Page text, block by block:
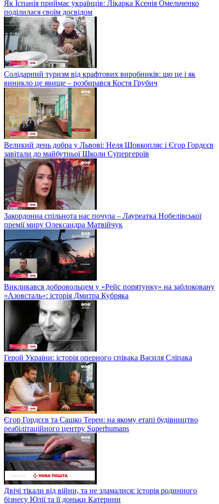
Як Іспанія приймає українців: Лікарка Ксенія Омельченко
поділилася своїм досвідом
Солідарний туризм від крафтових виробників: що це і як
виникло це явище – розбирався Костя Грубич
Великий день добра у Львові: Неля Шовкопляс і Єгор Гордєєв
завітали до майбутньої Школи Супергероїв
Закордонна спільнота нас почула – Лауреатка Нобелівської
премії миру Олександра Матвійчук
Викликався добровольцем у «Рейс порятунку» на заблоковану
«Азовсталь»: історія Дмитра Кубряка
Герой України: історія оперного співака Василя Сліпака
Єгор Гордєєв та Сашко Терен: на якому етапі будівництво
реабілітаційного центру Superhumans
Двічі тікали від війни, та не зламалися: історія родинного
бізнесу Юлії та її доньки Катерини